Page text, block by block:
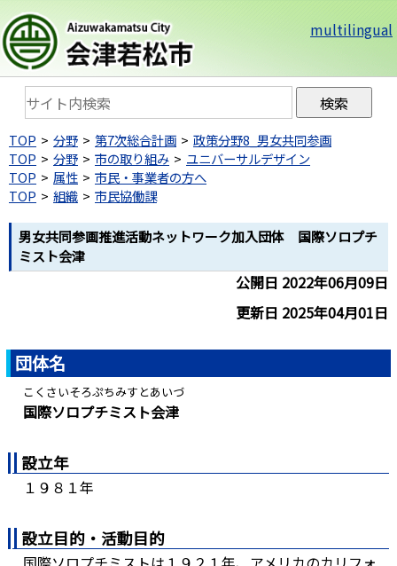
multilingual
TOP 分野 第7次総合計画
政策分野8_男女共同参画
TOP
分野 市の取り組み
ユニバーサルデザイン
TOP
属性
市民・事業者の方へ
TOP
組織 市民協働課
男女共同参画推進活動ネットワーク加入団体 国際ソロプチ
ミスト会津
公開日 2022年06月09日
更新日 2025年04月01日
団体名
こくさいそろぷちみすとあいづ
国際ソロプチミスト会津
設立年
１９８１年
設立目的・活動目的